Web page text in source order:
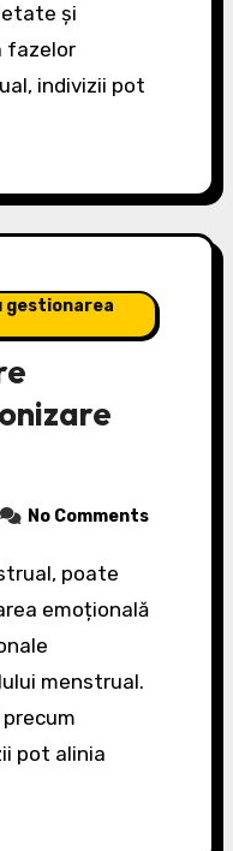
și
fazelor
indivizii pot
gestionarea
No Comments
emoțională
menstrual.
pot alinia